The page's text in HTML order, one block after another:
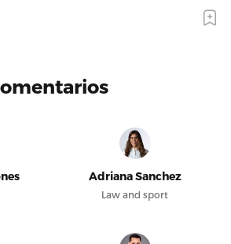
Adriana Sanchez
Law and sport